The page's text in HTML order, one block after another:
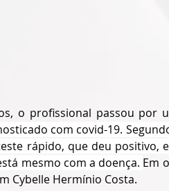
o profissional passou por
com covid-19.
rápido, que deu
mesmo com a doença. Em
Cybelle Hermínio Costa.